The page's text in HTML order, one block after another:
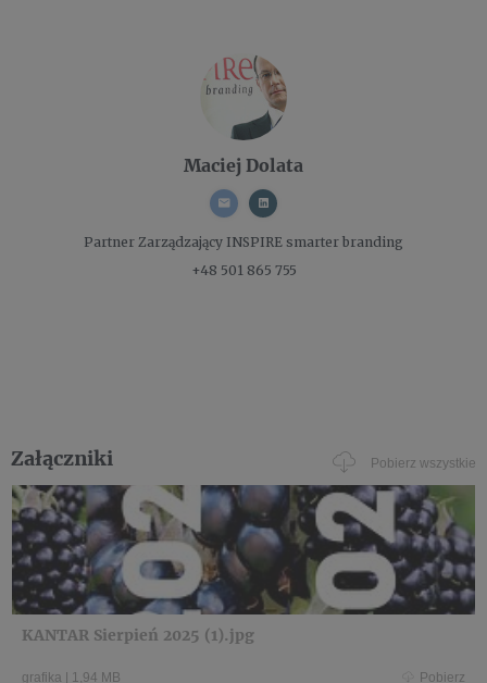
Maciej Dolata
Partner Zarządzający INSPIRE smarter branding
+48 501 865 755
Załączniki Pobierz wszystkie
KANTAR Sierpień 2025 (1).jpg
grafika 1,94 MB Pobierz